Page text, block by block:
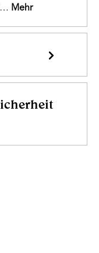
Mehr